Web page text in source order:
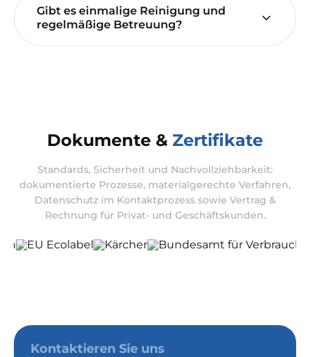
Gibt es einmalige Reinigung und
regelmäßige Betreuung?
Dokumente & Zertifikate
Standards, Sicherheit und Nachvollziehbarkeit:
dokumentierte Prozesse, materialgerechte Verfahren,
Datenschutz im Kontaktprozess sowie Vertrag &
Rechnung für Privat- und Geschäftskunden.
Kontaktieren Sie uns